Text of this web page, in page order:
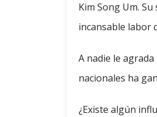
Kim Song Um.
incansable labor
A nadie le
nacionales ha
¿Existe algún